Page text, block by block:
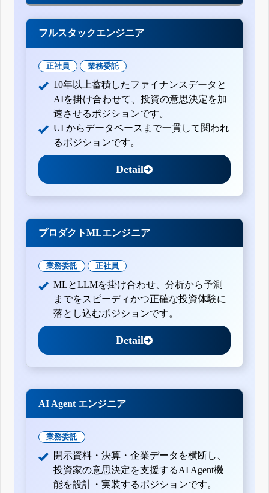
フルスタックエンジニア
正社員 業務委託
10年以上蓄積したファイナンスデータと
AIを掛け合わせて、投資の意思決定を加
速させるポジションです。
UI からデータベースまで一貫して関われ
るポジションです。
Detail
プロダクトMLエンジニア
業務委託 正社員
MLとLLMを掛け合わせ、分析から予測
までをスピーディかつ正確な投資体験に
落とし込むポジションです。
Detail
AI Agent エンジニア
業務委託
開示資料・決算・企業データを横断し、
投資家の意思決定を支援するAI Agent機
能を設計・実装するポジションです。